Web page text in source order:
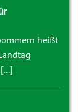
heißt